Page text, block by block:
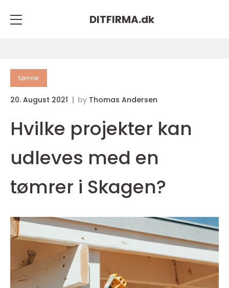
DITFIRMA.dk
tømrer
20. August 2021 by Thomas Andersen
Hvilke projekter kan
udleves med en
tømrer i Skagen?